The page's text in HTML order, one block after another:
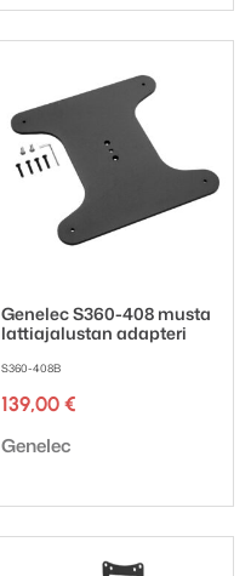
Genelec S360-408 musta
lattiajalustan adapteri
S360-408B
139,00 €
Tuotemerkki:
Genelec